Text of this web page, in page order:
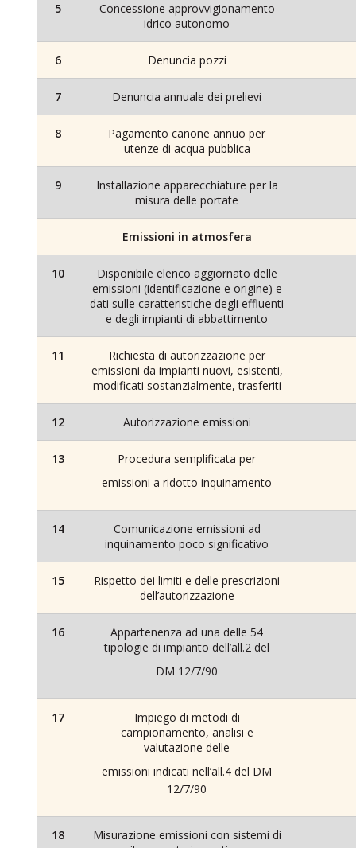
5
Concessione approvvigionamento
idrico autonomo
6 Denuncia pozzi
7 Denuncia annuale dei prelievi
8
Pagamento canone annuo per
utenze di acqua pubblica
9
Installazione apparecchiature per la
misura delle portate
Emissioni in atmosfera
10
Disponibile elenco aggiornato delle
emissioni (identificazione e origine) e
dati sulle caratteristiche degli effluenti
e degli impianti di abbattimento
11
Richiesta di autorizzazione per
emissioni da impianti nuovi, esistenti,
modificati sostanzialmente, trasferiti
12 Autorizzazione emissioni
13
Procedura semplificata per
emissioni a ridotto inquinamento
14
Comunicazione emissioni ad
inquinamento poco significativo
15
Rispetto dei limiti e delle prescrizioni
dell’autorizzazione
16
Appartenenza ad una delle 54
tipologie di impianto dell’all.2 del
DM 12/7/90
17
Impiego di metodi di
campionamento, analisi e
valutazione delle
emissioni indicati nell’all.4 del DM
12/7/90
18
Misurazione emissioni con sistemi di